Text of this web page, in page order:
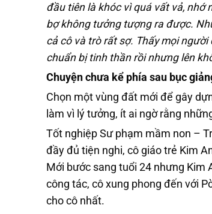
đầu tiên là khóc vì quá vất vả, nhớ
bợ không tưởng tượng ra được.
cả cô và trò rất sợ. Thấy mọi
chuẩn bị tinh thần rồi nhưng lên
Chuyện chưa kể phía sau bục
Chọn một vùng đất mới để gây
làm vì lý tưởng, ít ai ngờ rằng
Tốt nghiệp Sư phạm mầm non –
đầy đủ tiện nghi, cô giáo trẻ Kim
Mới bước sang tuổi 24 nhưng Kim
công tác, cô xung phong đến với
cho cô nhất.